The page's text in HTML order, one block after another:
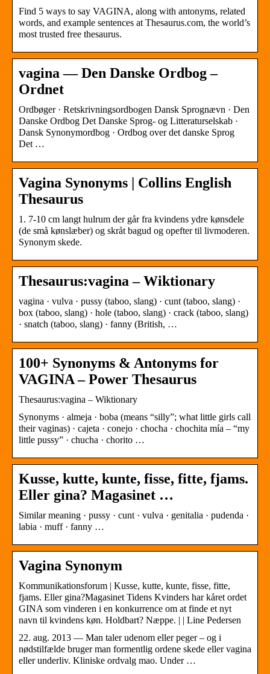
Find 5 ways to say VAGINA, along with antonyms, related
words, and example sentences at Thesaurus.com, the world’s
most trusted free thesaurus.
vagina — Den Danske Ordbog –
Ordnet
Ordbøger · Retskrivningsordbogen Dansk Sprognævn · Den
Danske Ordbog Det Danske Sprog- og Litteraturselskab ·
Dansk Synonymordbog · Ordbog over det danske Sprog
Det …
Vagina Synonyms | Collins English
Thesaurus
1. 7-10 cm langt hulrum der går fra kvindens ydre kønsdele
(de små kønslæber) og skråt bagud og opefter til livmoderen.
Synonym skede.
Thesaurus:vagina – Wiktionary
vagina · vulva · pussy (taboo, slang) · cunt (taboo, slang) ·
box (taboo, slang) · hole (taboo, slang) · crack (taboo, slang)
· snatch (taboo, slang) · fanny (British, …
100+ Synonyms & Antonyms for
VAGINA – Power Thesaurus
Thesaurus:vagina – Wiktionary
Synonyms · almeja · boba (means “silly”; what little girls call
their vaginas) · cajeta · conejo · chocha · chochita mía – “my
little pussy” · chucha · chorito …
Kusse, kutte, kunte, fisse, fitte, fjams.
Eller gina? Magasinet …
Similar meaning · pussy · cunt · vulva · genitalia · pudenda ·
labia · muff · fanny …
Vagina Synonym
Kommunikationsforum | Kusse, kutte, kunte, fisse, fitte,
fjams. Eller gina?Magasinet Tidens Kvinders har kåret ordet
GINA som vinderen i en konkurrence om at finde et nyt
navn til kvindens køn. Holdbart? Næppe. | | Line Pedersen
22. aug. 2013 — Man taler udenom eller peger – og i
nødstilfælde bruger man formentlig ordene skede eller vagina
eller underliv. Kliniske ordvalg mao. Under …